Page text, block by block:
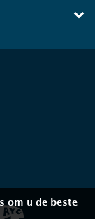
om u de beste